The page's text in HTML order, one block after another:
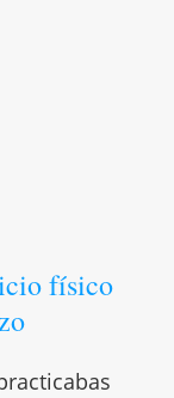
físico